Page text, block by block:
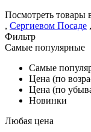
Посмотреть товары
, Сергиевом Посаде ,
Фильтр
Самые популярные
Самые
Цена (по
Цена (по
Новинки
Любая цена